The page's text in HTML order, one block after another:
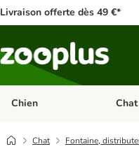
Livraison offerte dès 49 €*
Chien Chat
Chat Fontaine,